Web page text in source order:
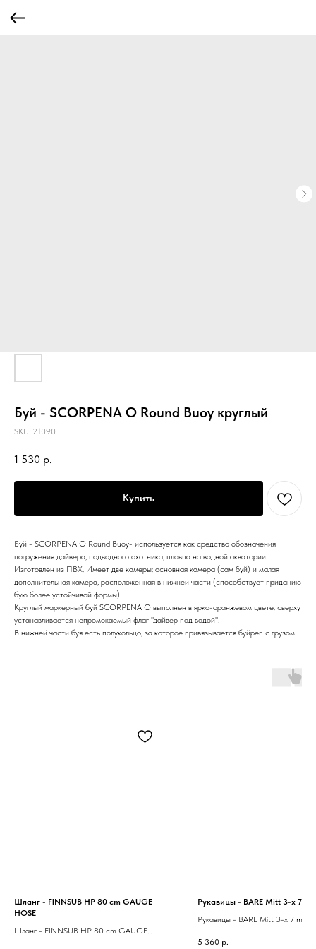
Буй - SCORPENA O Round Buoy круглый
SKU: 21090
1 530 р.
Купить
Буй - SCORPENA O Round Buoy- используется как средство обозначения
погружения дайвера, подводного охотника, пловца на водной акватории.
Изготовлен из ПВХ. Имеет две камеры: основная камера (сам буй) и малая
дополнительная камера, расположенная в нижней части (способствует приданию
бую более устойчивой формы).
Круглый маркерный буй SCORPENA O выполнен в ярко-оранжевом цвете. сверху
устанавливается непромокаемый флаг "дайвер под водой".
В нижней части буя есть полукольцо, за которое привязывается буйреп с грузом.
Шланг - FINNSUB HP 80 cm GAUGE
HOSE
Шланг - FINNSUB HP 80 cm GAUGE
Рукавицы - BARE Mitt 3-x 7
Рукавицы - BARE Mitt 3-x 7 mm
5 360 р.